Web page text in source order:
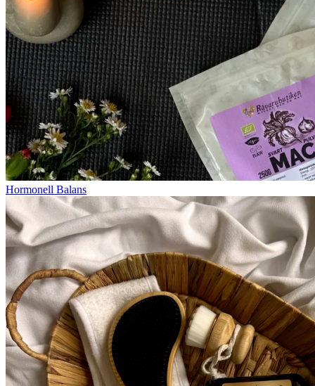
Hormonell Balans